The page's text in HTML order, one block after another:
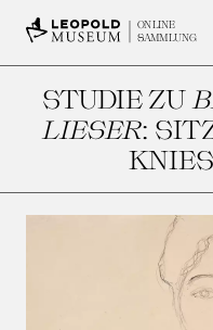
ONLINE
SAMMLUNG
STUDIE ZU
LIESER: